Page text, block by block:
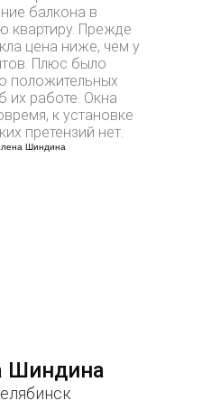
балкона в
квартиру. Прежде
цена ниже, чем у
Плюс было
положительных
их работе. Окна
к установке
претензий нет.
Шиндина